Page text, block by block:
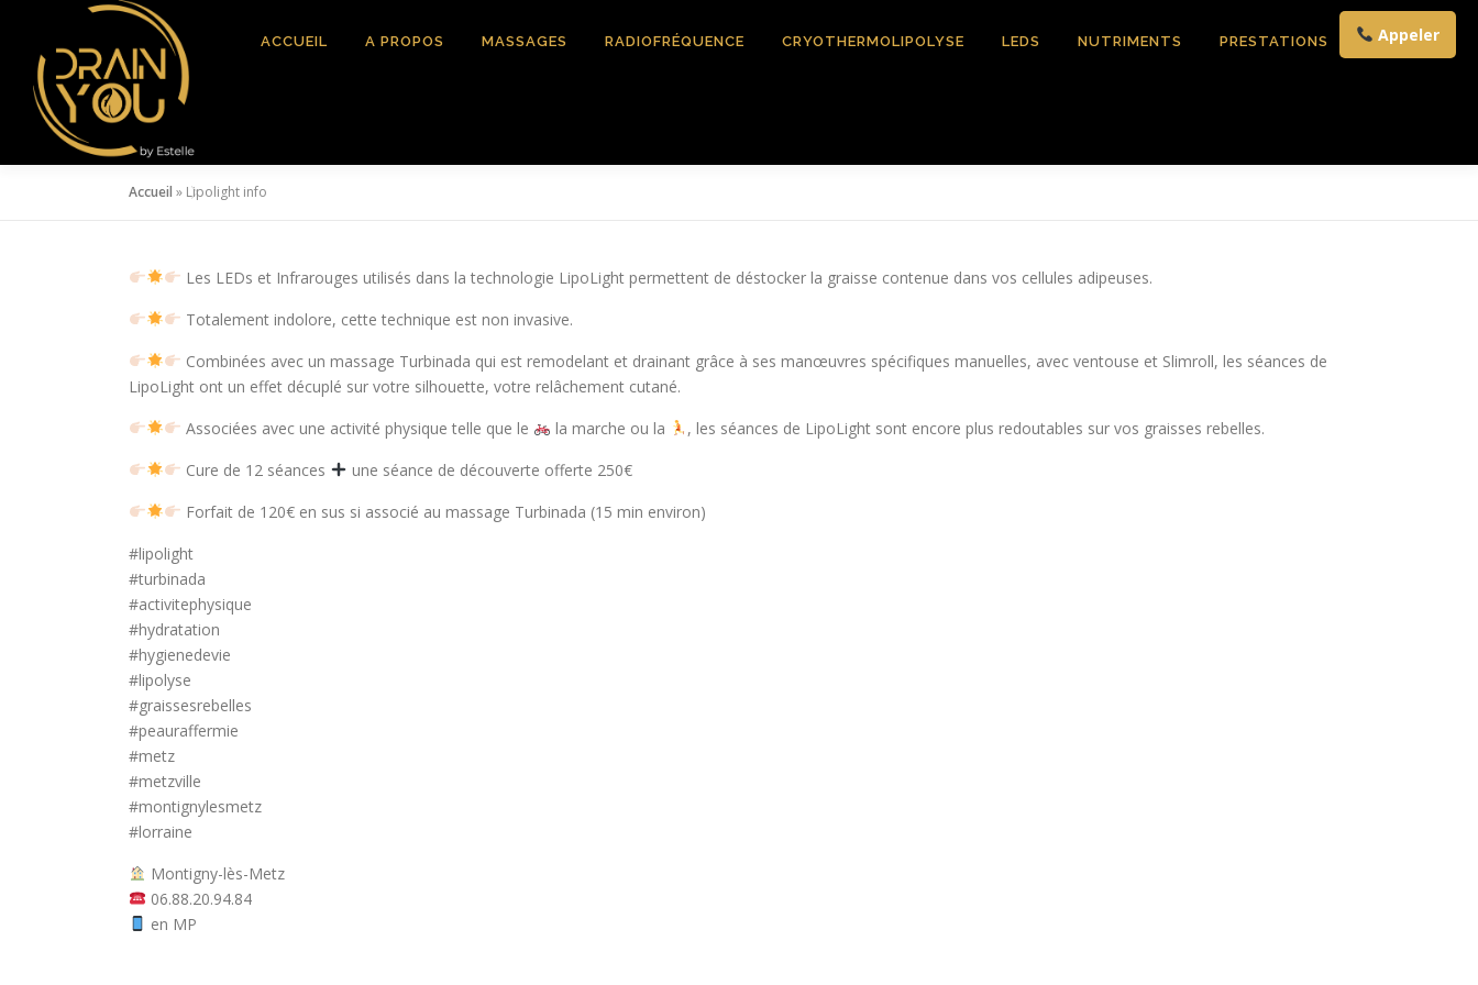
Appeler
contenu
ACCUEIL A PROPOS MASSAGES RADIOFRÉQUENCE CRYOTHERMOLIPOLYSE LEDS NUTRIMENTS PRESTATIONS CONTACT
Accueil » Lipolight info
Les LEDs et Infrarouges utilisés dans la technologie LipoLight permettent de déstocker la graisse contenue dans vos cellules adipeuses.
Totalement indolore, cette technique est non invasive.
Combinées avec un massage Turbinada qui est remodelant et drainant grâce à ses manœuvres spécifiques manuelles, avec ventouse et Slimroll, les séances de
LipoLight ont un effet décuplé sur votre silhouette, votre relâchement cutané.
Associées avec une activité physique telle que le
la marche ou la
, les séances de LipoLight sont encore plus redoutables sur vos graisses rebelles.
Cure de 12 séances
une séance de découverte offerte 250€
Forfait de 120€ en sus si associé au massage Turbinada (15 min environ)
#lipolight
#turbinada
#activitephysique
#hydratation
#hygienedevie
#lipolyse
#graissesrebelles
#peauraffermie
#metz
#metzville
#montignylesmetz
#lorraine
Montigny-lès-Metz
06.88.20.94.84
en MP